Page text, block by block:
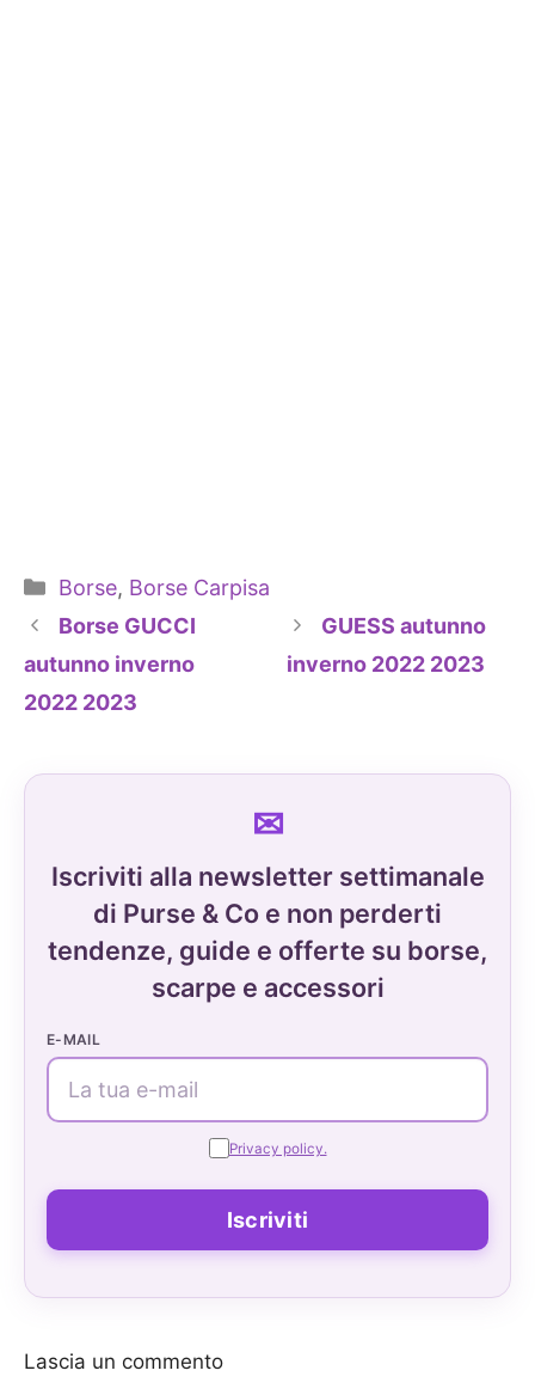
Categorie
Borse, Borse Carpisa
Borse GUCCI
autunno inverno
2022 2023
GUESS autunno
inverno 2022 2023
Iscriviti alla newsletter settimanale
di Purse & Co e non perderti
tendenze, guide e offerte su borse,
scarpe e accessori
E-MAIL
Privacy policy.
Lascia un commento